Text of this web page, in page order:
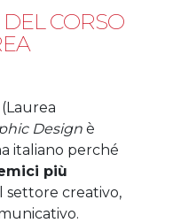
CORSO
Designè
italiano perché
più
settore creativo,